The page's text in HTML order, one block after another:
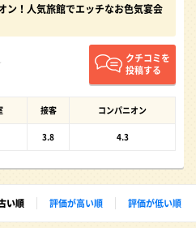
ン！人気旅館でエッチなお色気宴会
クチコミを
投稿する
接客 コンパニオン
3.8 4.3
い順 評価が高い順 評価が低い順